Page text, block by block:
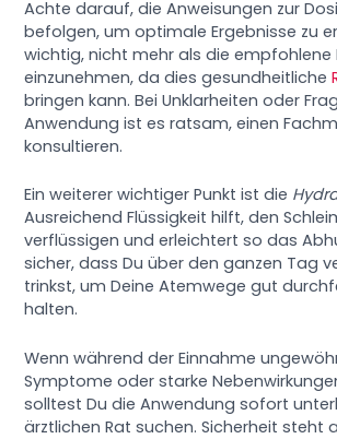
Achte darauf, die Anweisungen zur
befolgen, um optimale Ergebnisse zu
wichtig, nicht mehr als die empfohlene
einzunehmen, da dies gesundheitliche
bringen kann. Bei Unklarheiten oder
Anwendung ist es ratsam, einen
konsultieren.
Ein weiterer wichtiger Punkt ist die
Ausreichend Flüssigkeit hilft, den
verflüssigen und erleichtert so das
sicher, dass Du über den ganzen Tag
trinkst, um Deine Atemwege gut
halten.
Wenn während der Einnahme
Symptome oder starke
solltest Du die Anwendung sofort
ärztlichen Rat suchen. Sicherheit steht